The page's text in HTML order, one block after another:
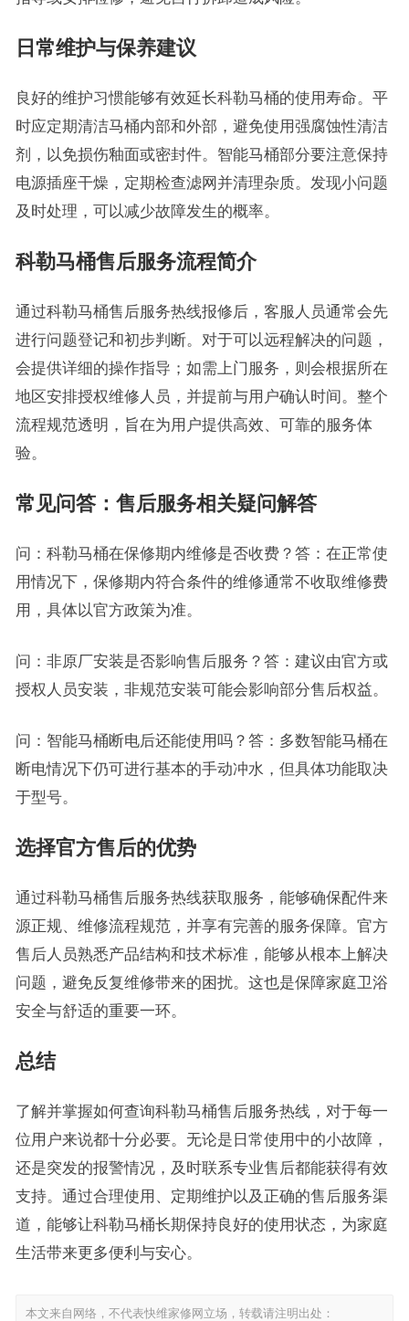
日常维护与保养建议
良好的维护习惯能够有效延长科勒马桶的使用寿命。平
时应定期清洁马桶内部和外部，避免使用强腐蚀性清洁
剂，以免损伤釉面或密封件。智能马桶部分要注意保持
电源插座干燥，定期检查滤网并清理杂质。发现小问题
及时处理，可以减少故障发生的概率。
科勒马桶售后服务流程简介
通过科勒马桶售后服务热线报修后，客服人员通常会先
进行问题登记和初步判断。对于可以远程解决的问题，
会提供详细的操作指导；如需上门服务，则会根据所在
地区安排授权维修人员，并提前与用户确认时间。整个
流程规范透明，旨在为用户提供高效、可靠的服务体
验。
常见问答：售后服务相关疑问解答
问：科勒马桶在保修期内维修是否收费？答：在正常使
用情况下，保修期内符合条件的维修通常不收取维修费
用，具体以官方政策为准。
问：非原厂安装是否影响售后服务？答：建议由官方或
授权人员安装，非规范安装可能会影响部分售后权益。
问：智能马桶断电后还能使用吗？答：多数智能马桶在
断电情况下仍可进行基本的手动冲水，但具体功能取决
于型号。
选择官方售后的优势
通过科勒马桶售后服务热线获取服务，能够确保配件来
源正规、维修流程规范，并享有完善的服务保障。官方
售后人员熟悉产品结构和技术标准，能够从根本上解决
问题，避免反复维修带来的困扰。这也是保障家庭卫浴
安全与舒适的重要一环。
总结
了解并掌握如何查询科勒马桶售后服务热线，对于每一
位用户来说都十分必要。无论是日常使用中的小故障，
还是突发的报警情况，及时联系专业售后都能获得有效
支持。通过合理使用、定期维护以及正确的售后服务渠
道，能够让科勒马桶长期保持良好的使用状态，为家庭
生活带来更多便利与安心。
本文来自网络，不代表快维家修网立场，转载请注明出处：